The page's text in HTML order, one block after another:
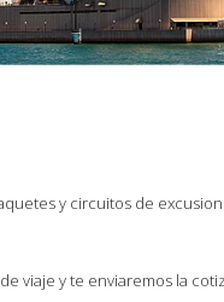
y circuitos de
viaje y te enviaremos la